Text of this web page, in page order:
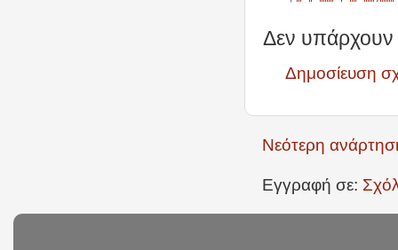
Δεν υπάρχουν
Δημοσίευση
Νεότερη
Εγγραφή σε: